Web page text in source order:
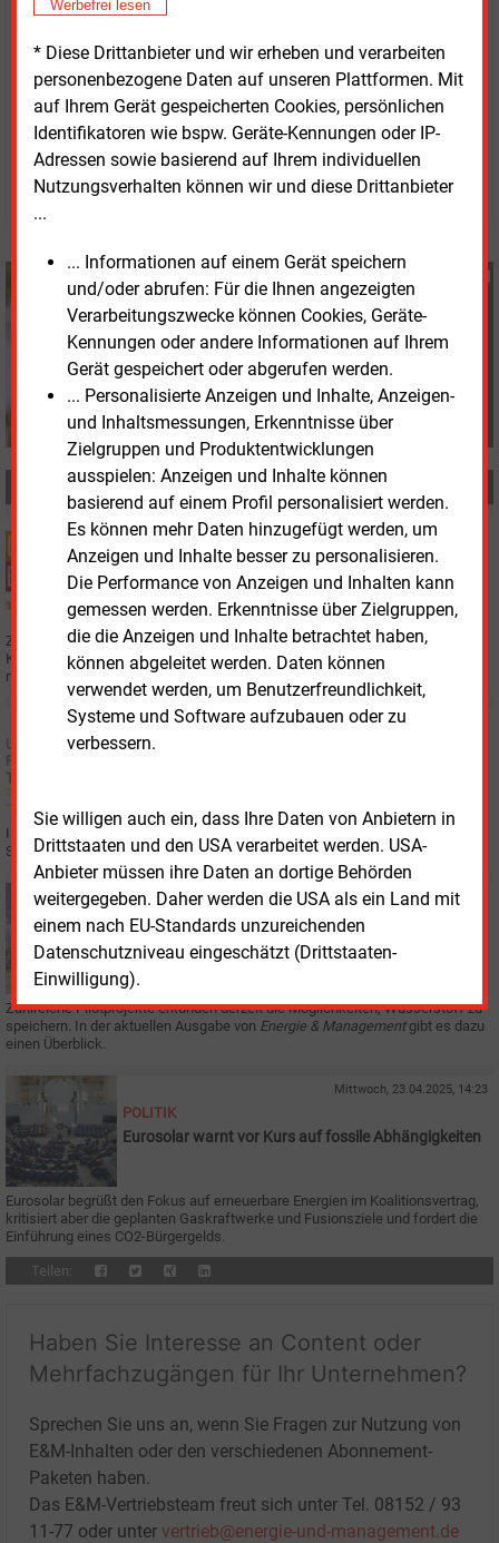
Werbefrei lesen
* Diese Drittanbieter und wir erheben und verarbeiten
personenbezogene Daten auf unseren Plattformen. Mit
auf Ihrem Gerät gespeicherten Cookies, persönlichen
Identifikatoren wie bspw. Geräte-Kennungen oder IP-
Adressen sowie basierend auf Ihrem individuellen
Nutzungsverhalten können wir und diese Drittanbieter
...
... Informationen auf einem Gerät speichern
und/oder abrufen: Für die Ihnen angezeigten
Verarbeitungszwecke können Cookies, Geräte-
Kennungen oder andere Informationen auf Ihrem
Gerät gespeichert oder abgerufen werden.
... Personalisierte Anzeigen und Inhalte, Anzeigen-
und Inhaltsmessungen, Erkenntnisse über
Zielgruppen und Produktentwicklungen
ausspielen: Anzeigen und Inhalte können
basierend auf einem Profil personalisiert werden.
Es können mehr Daten hinzugefügt werden, um
Anzeigen und Inhalte besser zu personalisieren.
Die Performance von Anzeigen und Inhalten kann
gemessen werden. Erkenntnisse über Zielgruppen,
die die Anzeigen und Inhalte betrachtet haben,
können abgeleitet werden. Daten können
verwendet werden, um Benutzerfreundlichkeit,
Systeme und Software aufzubauen oder zu
verbessern.
Sie willigen auch ein, dass Ihre Daten von Anbietern in
Drittstaaten und den USA verarbeitet werden. USA-
Anbieter müssen ihre Daten an dortige Behörden
weitergegeben. Daher werden die USA als ein Land mit
einem nach EU-Standards unzureichenden
Datenschutzniveau eingeschätzt (Drittstaaten-
Einwilligung).
Internet bereit.
Mittwoch, 23.04.2025, 13:50 Uhr
Susanne Harmsen
© 2026 Energie & Management GmbH
Susanne Harmsen
+49 (0) 151 28207503
s.harmsen@energie-
und-management.de
MEHR ZUM THEMA
Montag, 5.05.2025, 14:50
VERANSTALTUNG
Energietage 2025 fordern entschiedene Klimapolitik
Zum Auftakt der Energietage 2025 haben Initiator Jürgen Pöschk und
Klimaforscher Stefan Rahmstorf eine faktenbasierte Klimapolitik in der
neuen Legislaturperiode gefordert.
Donnerstag, 24.04.2025, 09:03
WASSERSTOFF
Im Rahmen der Deutsch-Britischen Wasserstoffpartnerschaft wurde eine
Studie zur Machbarkeit des Handels von Wasserstoff in London vorgestellt.
Mittwoch, 23.04.2025, 16:11
WASSERSTOFF
Ohne Speicher keine Wasserstoffwirtschaft
Zahlreiche Pilotprojekte erkunden derzeit die Möglichkeiten, Wasserstoff zu
speichern. In der aktuellen Ausgabe von Energie & Managementgibt es dazu
einen Überblick.
Mittwoch, 23.04.2025, 14:23
POLITIK
Eurosolar warnt vor Kurs auf fossile Abhängigkeiten
Eurosolar begrüßt den Fokus auf erneuerbare Energien im Koalitionsvertrag,
kritisiert aber die geplanten Gaskraftwerke und Fusionsziele und fordert die
Einführung eines CO2-Bürgergelds.
Teilen:
Haben Sie Interesse an Content oder
Mehrfachzugängen für Ihr Unternehmen?
Sprechen Sie uns an, wenn Sie Fragen zur Nutzung von
E&M-Inhalten oder den verschiedenen Abonnement-
Paketen haben.
Das E&M-Vertriebsteam freut sich unter Tel. 08152 / 93
11-77 oder unter vertrieb@energie-und-management.de